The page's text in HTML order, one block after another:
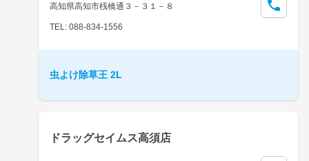
高知県高知市桟橋通３－３１－８
TEL: 088-834-1556
虫よけ除草王 2L
ドラッグセイムス高須店